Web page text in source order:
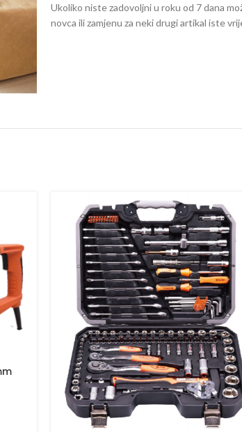
Ukoliko niste zadovoljni u roku od 7 dana
novca ili zamjenu za neki drugi artikal iste